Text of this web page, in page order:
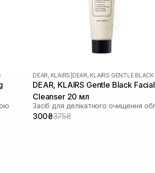
DEAR, KLAIRS DEAR, KLAIRS GENTLE BLACK
DEAR, KLAIRS Gentle Black Facial
Cleanser 20 мл
300₴375₴